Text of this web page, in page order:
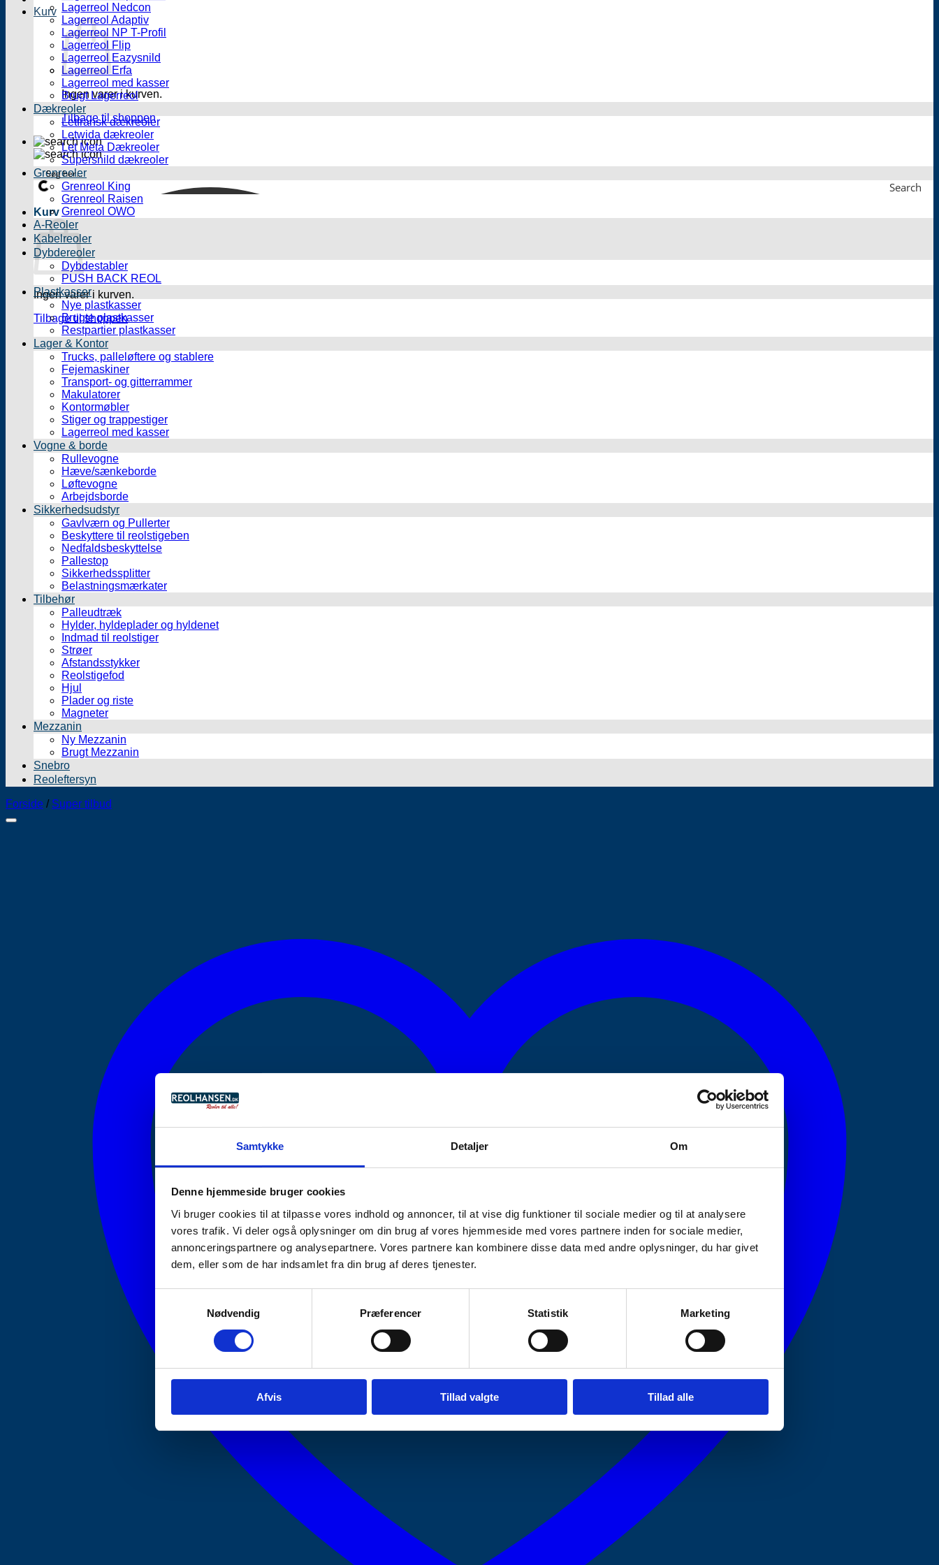
Samtykke Detaljer Om
Denne hjemmeside bruger cookies
Vi bruger cookies til at tilpasse vores indhold og annoncer, til at vise dig funktioner til sociale medier og til at analysere
vores trafik. Vi deler også oplysninger om din brug af vores hjemmeside med vores partnere inden for sociale medier,
annonceringspartnere og analysepartnere. Vores partnere kan kombinere disse data med andre oplysninger, du har givet
dem, eller som de har indsamlet fra din brug af deres tjenester.
Nødvendig
Præferencer Statistik Marketing
Afvis Tillad valgte Tillad alle
Kurv
Ingen varer i kurven.
Tilbage til shoppen
Search
Kurv
Ingen varer i kurven.
Tilbage til shoppen
Lagerreol Nedcon
Lagerreol Adaptiv
Lagerreol NP T-Profil
Lagerreol Flip
Lagerreol Eazysnild
Lagerreol Erfa
Lagerreol med kasser
Brugt Lagerreol
Dækreoler
Letfransk dækreoler
Letwida dækreoler
Let Meta Dækreoler
Supersnild dækreoler
Grenreoler
Grenreol King
Grenreol Raisen
Grenreol OWO
A-Reoler
Kabelreoler
Dybdereoler
Dybdestabler
PUSH BACK REOL
Plastkasser
Nye plastkasser
Brugte plastkasser
Restpartier plastkasser
Lager & Kontor
Trucks, palleløftere og stablere
Fejemaskiner
Transport- og gitterrammer
Makulatorer
Kontormøbler
Stiger og trappestiger
Lagerreol med kasser
Vogne & borde
Rullevogne
Hæve/sænkeborde
Løftevogne
Arbejdsborde
Sikkerhedsudstyr
Gavlværn og Pullerter
Beskyttere til reolstigeben
Nedfaldsbeskyttelse
Pallestop
Sikkerhedssplitter
Belastningsmærkater
Tilbehør
Palleudtræk
Hylder, hyldeplader og hyldenet
Indmad til reolstiger
Strøer
Afstandsstykker
Reolstigefod
Hjul
Plader og riste
Magneter
Mezzanin
Ny Mezzanin
Brugt Mezzanin
Snebro
Reoleftersyn
Forside / Super tilbud